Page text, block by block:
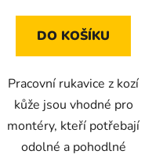
DO KOŠÍKU
Pracovní rukavice z kozí
kůže jsou vhodné pro
montéry, kteří potřebají
odolné a pohodlné